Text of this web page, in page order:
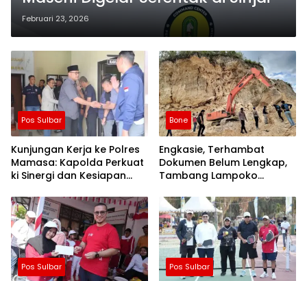
Februari 23, 2026
Pos Sulbar
Kunjungan Kerja ke Polres
Mamasa: Kapolda Perkuat
ki Sinergi dan Kesiapan
Wilayah
Bone
Engkasie, Terhambat
Dokumen Belum Lengkap,
Tambang Lampoko
Tidak Operasional
Pos Sulbar Pos Sulbar